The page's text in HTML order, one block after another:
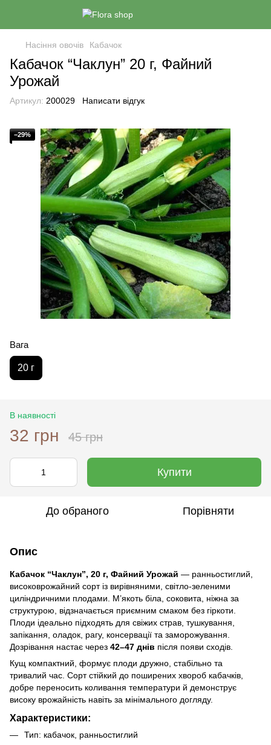
Насіння овочів Кабачок
Кабачок “Чаклун” 20 г, Файний
Урожай
Артикул: 200029 Написати відгук
−29%
Вага
20 г
В наявності
32 грн 45 грн
Купити
До обраного Порівняти
Опис
Кабачок “Чаклун”, 20 г, Файний Урожай — ранньостиглий,
високоврожайний сорт із вирівняними, світло-зеленими
циліндричними плодами. М’якоть біла, соковита, ніжна за
структурою, відзначається приємним смаком без гіркоти.
Плоди ідеально підходять для свіжих страв, тушкування,
запікання, оладок, рагу, консервації та заморожування.
Дозрівання настає через 42–47 днів після появи сходів.
Кущ компактний, формує плоди дружно, стабільно та
тривалий час. Сорт стійкий до поширених хвороб кабачків,
добре переносить коливання температури й демонструє
високу врожайність навіть за мінімального догляду.
Характеристики:
Тип: кабачок, ранньостиглий